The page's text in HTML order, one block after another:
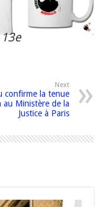
Next
confirme la tenue
au Ministère de la
Justice à Paris